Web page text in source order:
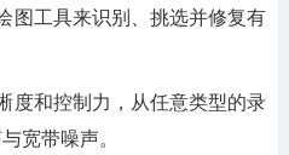
图工具来识别、挑选并修复有
度和控制力，从任意类型的录
宽带噪声。